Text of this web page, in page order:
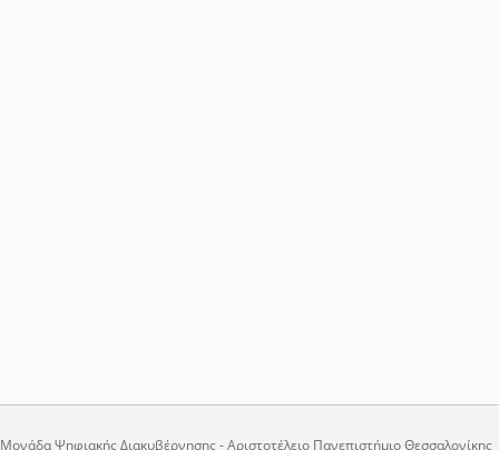
Μονάδα Ψηφιακής Διακυβέρνησης - Αριστοτέλειο Πανεπιστήμιο Θεσσαλονίκης